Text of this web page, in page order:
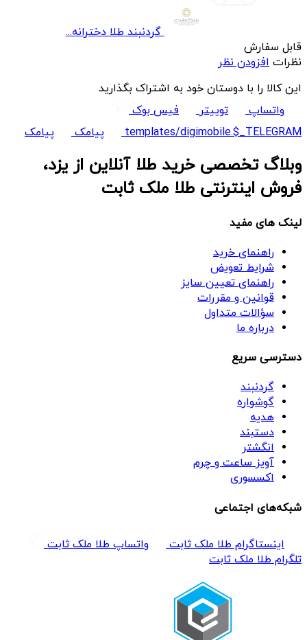
گردنبند طلا دخترانه...
قابل سفارش
نظرات افزودن نظر
این کالا را با دوستان خود به اشتراک بگذارید
واتساپ
توییتر
فیس بوک
templates/digimobile.$_TELEGRAM
پیامک پیامک
وبلاگ تخصصی خرید طلا آنلاین از یزد،
فروش اینترنتی طلا ملک ثابت
لینک های مفید
راهنمای خرید
شرایط تعویض
راهنمای تعیین سایز
قوانین و مقررات
سؤالات متداول
درباره ما
دسترسی سریع
گردنبند
گوشواره
هدیه
دستبند
انگشتر
آویز ساعت و چرم
اکسسوری
شبکه‌های اجتماعی
اینستاگرام طلا ملک ثابت
واتساپ طلا ملک ثابت
تلگرام طلا ملک ثابت